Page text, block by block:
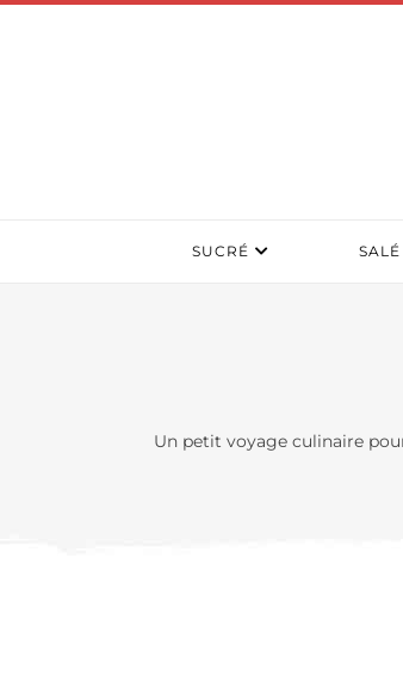
SUCRÉ SALÉ
Un petit voyage culinaire